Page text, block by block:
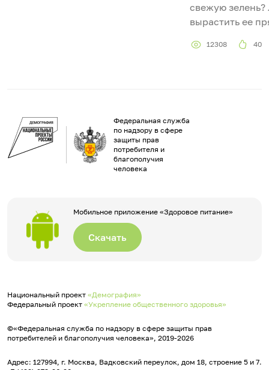
свежую зелень?
вырастить ее
12308 40
Федеральная служба
по надзору в сфере
защиты прав
потребителя и
благополучия
человека
Мобильное приложение «Здоровое питание»
Скачать
Национальный проект «Демография»
Федеральный проект «Укрепление общественного здоровья»
©«Федеральная служба по надзору в сфере защиты прав
потребителей и благополучия человека», 2019-2026
Адрес: 127994, г. Москва, Вадковский переулок, дом 18, строение 5 и 7.